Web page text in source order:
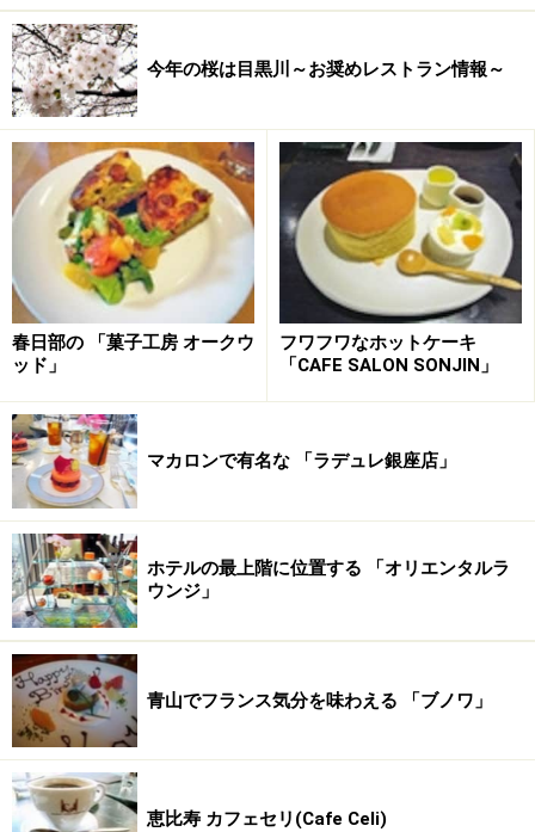
今年の桜は目黒川～お奨めレストラン情報～
春日部の 「菓子工房 オークウ
ッド」
フワフワなホットケーキ
「CAFE SALON SONJIN」
マカロンで有名な 「ラデュレ銀座店」
ホテルの最上階に位置する 「オリエンタルラ
ウンジ」
青山でフランス気分を味わえる 「ブノワ」
恵比寿 カフェセリ(Cafe Celi)